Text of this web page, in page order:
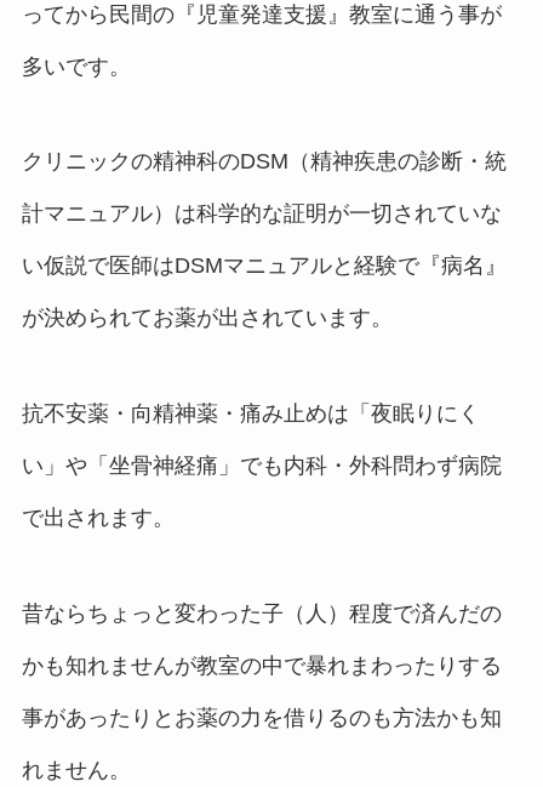
ってから民間の『児童発達支援』教室に通う事が
多いです。
クリニックの精神科のDSM（精神疾患の診断・統
計マニュアル）は科学的な証明が一切されていな
い仮説で医師はDSMマニュアルと経験で『病名』
が決められてお薬が出されています。
抗不安薬・向精神薬・痛み止めは「夜眠りにく
い」や「坐骨神経痛」でも内科・外科問わず病院
で出されます。
昔ならちょっと変わった子（人）程度で済んだの
かも知れませんが教室の中で暴れまわったりする
事があったりとお薬の力を借りるのも方法かも知
れません。